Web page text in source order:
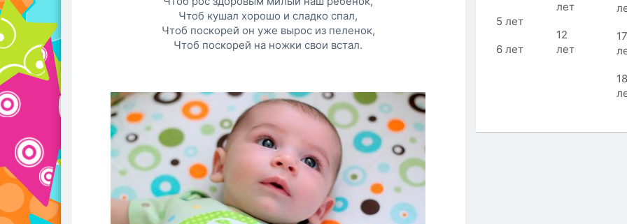
Чтоб кушал хорошо и сладко спал,
Чтоб поскорей он уже вырос из пеленок,
Чтоб поскорей на ножки свои встал.
5 лет
6 лет
лет
12
лет
17
18